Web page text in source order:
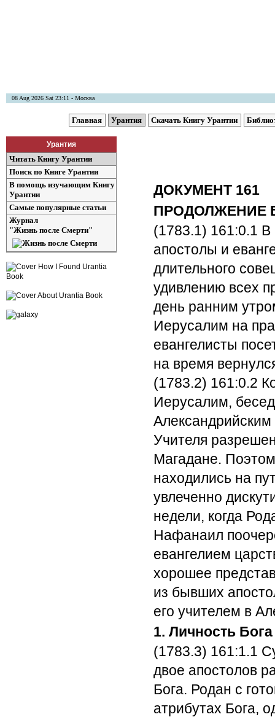
08 Aug 2026 Sat 23:11 - Москва
Главная Урантия Скачать Книгу Урантии
Урантия
Читать Книгу Урантии
Поиск по Книге Урантии
В помощь изучающим Книгу
Урантии
Самые популярные статьи
Журнал
"Жизнь после Смерти"
ДОКУМЕНТ 161
ПРОДОЛЖЕНИЕ
(1783.1) 161:0.1 В
апостолы и
длительного
удивлению всех
день ранним
Иерусалим на
евангелисты
на время
(1783.2) 161:0.2
Иерусалим,
Учителя
Магадане.
находились на
увлеченно
недели, когда
Нафанаил
евангелием
хорошее
из бывших
его учителем в
1. Личность Бога
(1783.3) 161:1.1
двое апостолов
Бога. Родан с
атрибутах Бога,